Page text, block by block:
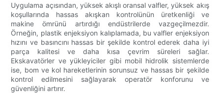
Uygulama açısından, yüksek akışlı oransal valfler, yüksek akış
koşullarında hassas akışkan kontrolünün üretkenliği ve
makine ömrünü artırdığı endüstrilerde vazgeçilmezdir.
Örneğin, plastik enjeksiyon kalıplamada, bu valfler enjeksiyon
hızını ve basıncını hassas bir şekilde kontrol ederek daha iyi
parça kalitesi ve daha kısa çevrim süreleri sağlar.
Ekskavatörler ve yükleyiciler gibi mobil hidrolik sistemlerde
ise, bom ve kol hareketlerinin sorunsuz ve hassas bir şekilde
kontrol edilmesini sağlayarak operatör konforunu ve
güvenliğini artırır.